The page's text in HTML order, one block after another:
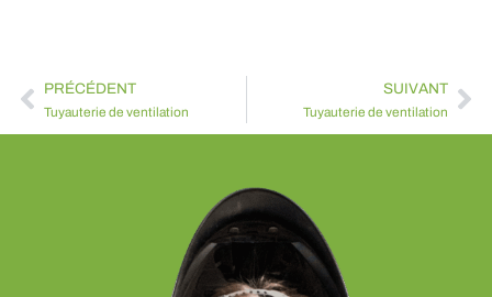
PRÉCÉDENT
Tuyauterie de ventilation
SUIVANT
Tuyauterie de ventilation